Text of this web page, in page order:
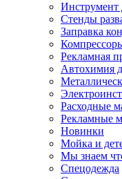
Инструмент
Стенды
Заправка
Рекламная
Автохимия
Расходные
Рекламные
Новинки
Мойка и
Мы знаем
Спецодежда